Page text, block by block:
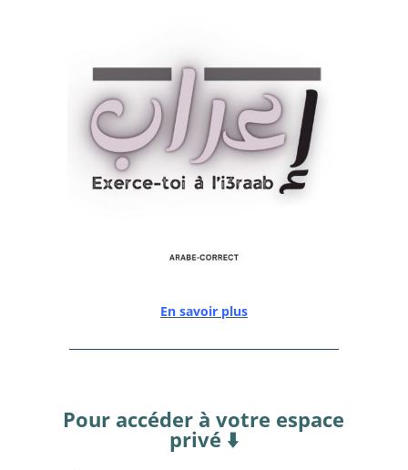
En savoir plus
Pour accéder à votre espace
privé ⬇️